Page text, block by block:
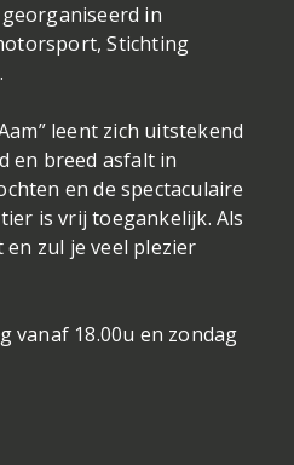
in
Stichting
leent zich uitstekend
en breed asfalt in
en de spectaculaire
is vrij toegankelijk. Als
zul je veel plezier
vanaf 18.00u en zondag